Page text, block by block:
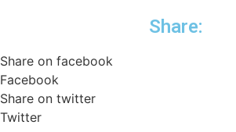
Share:
Share on facebook
Facebook
Share on twitter
Twitter